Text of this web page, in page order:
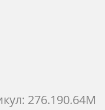
276.190.64M